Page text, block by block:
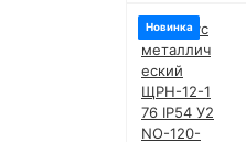
Новинка